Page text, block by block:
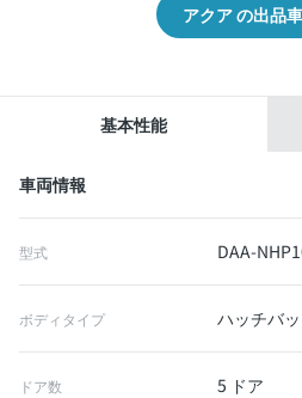
アクア の出品
基本性能
車両情報
型式 DAA-
ボディタイプ ハッチバ
ドア数 5 ドア